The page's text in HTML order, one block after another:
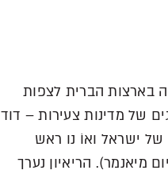
הטלוויזיה בארצות הברית לצפות
של מדינות צעירות – דוד
ישראל ואוֹ נו ראש
מיאנמר). הריאיון נערך